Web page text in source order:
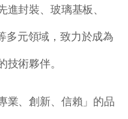
封裝、玻璃基板、
元領域，致力於成為
術夥伴。
業、創新、信賴」的品